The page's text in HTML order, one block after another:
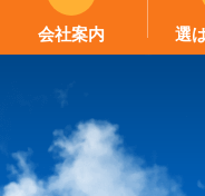
会社案内 選